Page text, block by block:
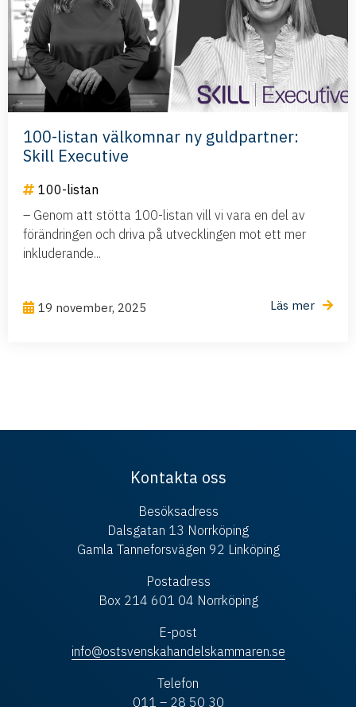
100-listan välkomnar ny guldpartner:
Skill Executive
100-listan
– Genom att stötta 100-listan vill vi vara en del av
förändringen och driva på utvecklingen mot ett mer
inkluderande...
19 november, 2025 Läs mer
Kontakta oss
Besöksadress
Dalsgatan 13 Norrköping
Gamla Tanneforsvägen 92 Linköping
Postadress
Box 214 601 04 Norrköping
E-post
info@ostsvenskahandelskammaren.se
Telefon
011 – 28 50 30